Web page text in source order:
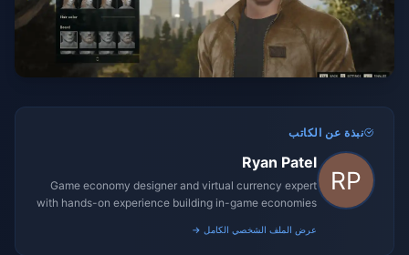
نبذة عن الكاتب
Ryan Patel
Game economy designer and virtual currency expert
with hands-on experience building in-game economies
عرض الملف الشخصي الكامل →